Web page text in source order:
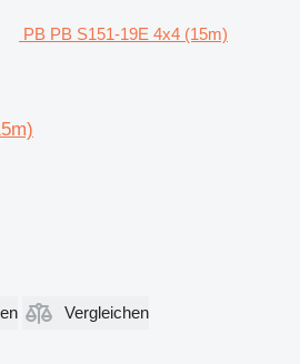
PB PB S151-19E 4x4 (15m)
Vergleichen